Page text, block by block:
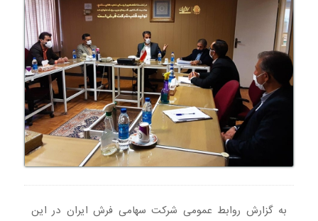
به گزارش روابط عمومی شرکت سهامی فرش ایران در این